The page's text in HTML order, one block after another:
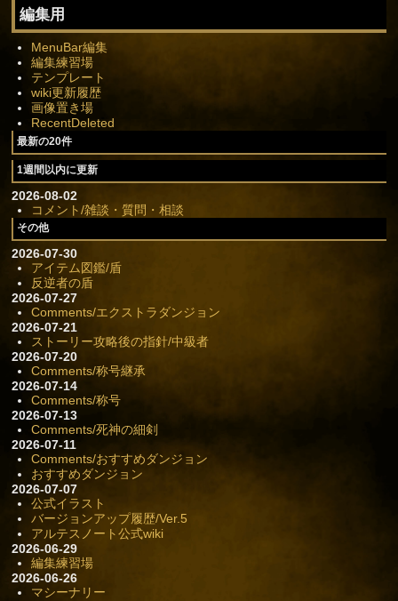
編集用
MenuBar編集
編集練習場
テンプレート
wiki更新履歴
画像置き場
RecentDeleted
最新の20件
1週間以内に更新
2026-08-02
コメント/雑談・質問・相談
その他
2026-07-30
アイテム図鑑/盾
反逆者の盾
2026-07-27
Comments/エクストラダンジョン
2026-07-21
ストーリー攻略後の指針/中級者
2026-07-20
Comments/称号継承
2026-07-14
Comments/称号
2026-07-13
Comments/死神の細剣
2026-07-11
Comments/おすすめダンジョン
おすすめダンジョン
2026-07-07
公式イラスト
バージョンアップ履歴/Ver.5
アルテスノート公式wiki
2026-06-29
編集練習場
2026-06-26
マシーナリー